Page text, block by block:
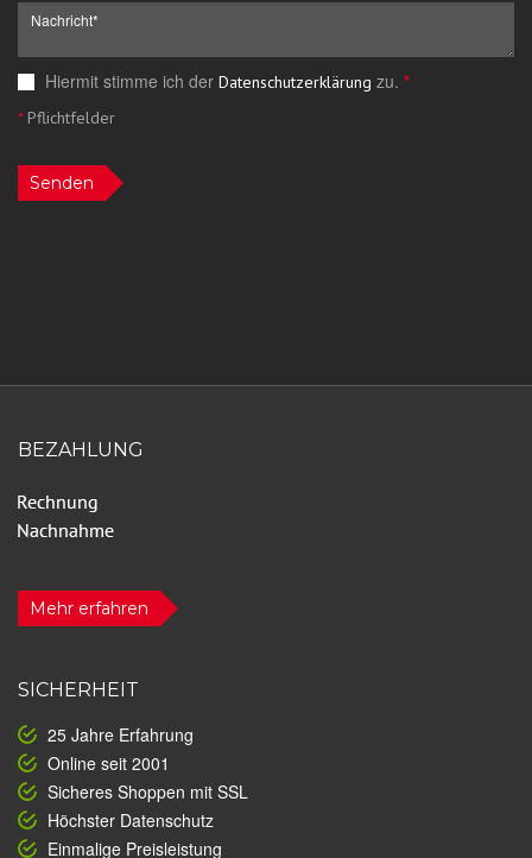
Hiermit stimme ich der Datenschutzerklärung zu. *
*Pflichtfelder
Senden
BEZAHLUNG
Mehr erfahren
SICHERHEIT
25 Jahre Erfahrung
Online seit 2001
Sicheres Shoppen mit SSL
Höchster Datenschutz
Einmalige Preisleistung